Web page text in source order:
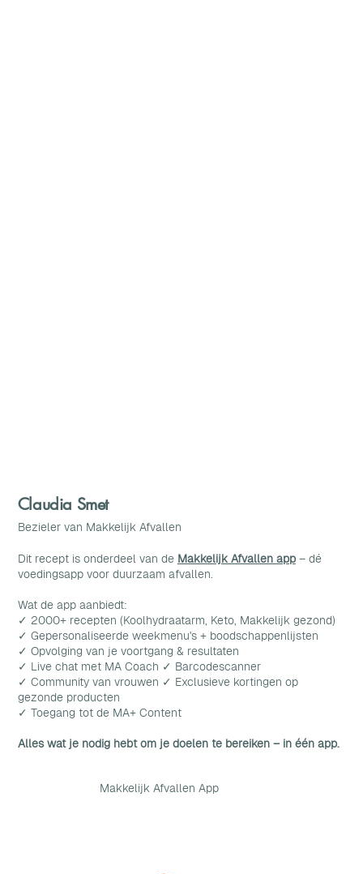
Claudia Smet
Bezieler van Makkelijk Afvallen
Dit recept is onderdeel van de Makkelijk Afvallen app– dé
voedingsapp voor duurzaam afvallen.
Wat de app aanbiedt:
✓ 2000+ recepten (Koolhydraatarm, Keto, Makkelijk gezond)
✓ Gepersonaliseerde weekmenu's + boodschappenlijsten
✓ Opvolging van je voortgang & resultaten
✓ Live chat met MA Coach ✓ Barcodescanner
✓ Community van vrouwen ✓ Exclusieve kortingen op
gezonde producten
✓ Toegang tot de MA+ Content
Alles wat je nodig hebt om je doelen te bereiken – in één app.
Makkelijk Afvallen App